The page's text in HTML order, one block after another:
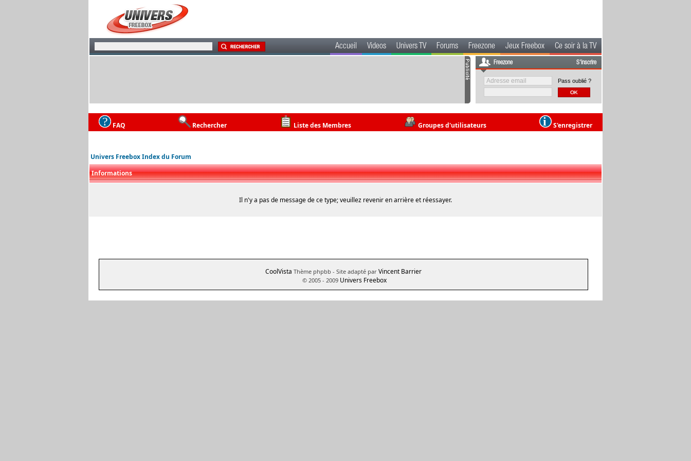
Accueil Videos Univers TV Forums Freezone Jeux Freebox Ce soir à la TV
Freezone S'inscrire
Pass oublié ?
FAQ Rechercher Liste des Membres Groupes d'utilisateurs S'enregistrer
Univers Freebox Index du Forum
Informations
Il n'y a pas de message de ce type; veuillez revenir en arrière et réessayer.
CoolVista Thème phpbb - Site adapté par Vincent Barrier
© 2005 - 2009 Univers Freebox